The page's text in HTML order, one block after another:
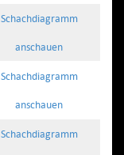
Schachdiagramm
anschauen
Schachdiagramm
anschauen
Schachdiagramm